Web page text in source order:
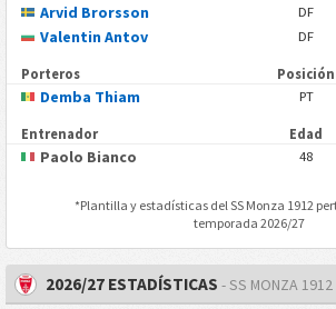
Arvid Brorsson
DF
Valentin Antov
DF
Porteros Posición
Demba Thiam PT
Entrenador Edad
Paolo Bianco 48
*Plantilla y estadísticas del SS Monza 1912
temporada 2026/27
2026/27 ESTADÍSTICAS - SS MONZA 1912